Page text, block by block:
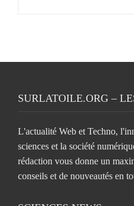
SURLATOILE.ORG –
L'actualité Web et Techno,
sciences et la société
rédaction vous donne un
conseils et de nouveautés en